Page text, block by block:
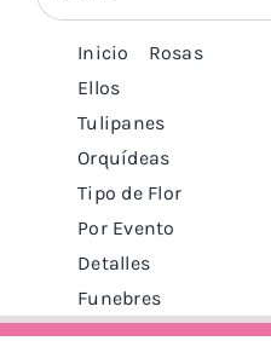
Inicio
Rosas
Inicio
Rosas
Ellos
Tulipanes
Orquídeas
Tipo de Flor
Por Evento
Detalles
Funebres